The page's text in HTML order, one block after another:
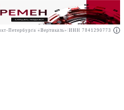
РекламаАО"ПРАВО.РУ" ИНН: 7708095468
Петербурга «Вертикаль» ИНН 7841290773